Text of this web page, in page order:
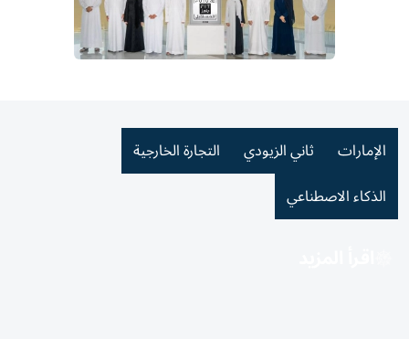
الإمارات ثاني الزيودي
التجارة الخارجية
الذكاء الاصطناعي